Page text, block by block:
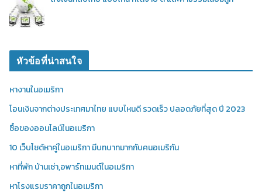
หัวข้อที่น่าสนใจ
หางานในอเมริกา
โอนเงินจากต่างประเทศมาไทย แบบไหนดี รวดเร็ว ปลอดภัยที่สุด ปี 2023
ซื้อของออนไลน์ในอเมริกา
10 เว็บไซต์หาคู่ในอเมริกา มีบทบาทมากกับคนอเมริกัน
หาที่พัก บ้านเช่า,อพาร์ทเมนต์ในอเมริกา
หาโรงแรมราคาถูกในอเมริกา